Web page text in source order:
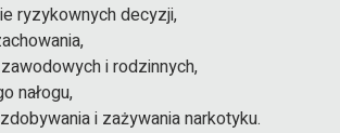
ryzykownych decyzji,
i rodzinnych,
nałogu,
i zażywania narkotyku.